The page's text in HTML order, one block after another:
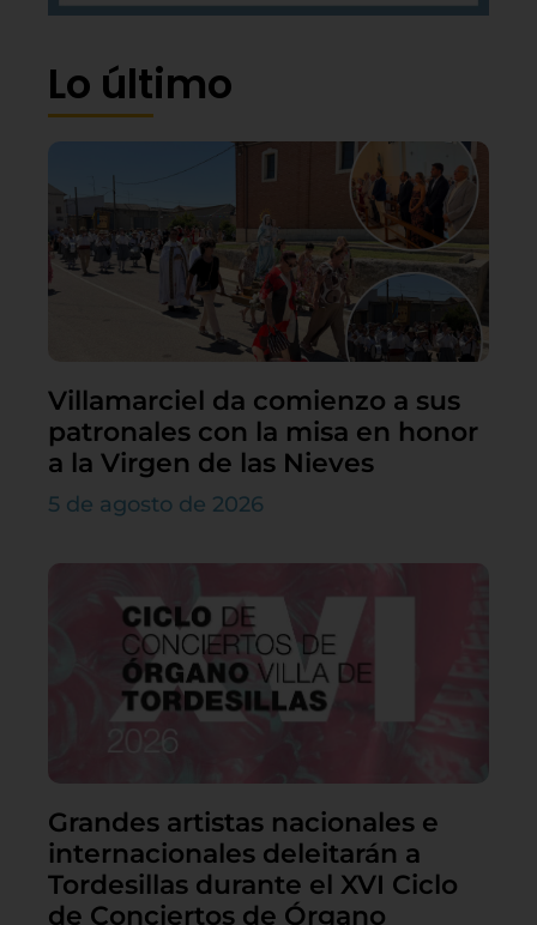
Lo último
Villamarciel da comienzo a sus
patronales con la misa en honor
a la Virgen de las Nieves
5 de agosto de 2026
Grandes artistas nacionales e
internacionales deleitarán a
Tordesillas durante el XVI Ciclo
de Conciertos de Órgano